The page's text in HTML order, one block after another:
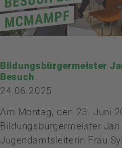
Bildungsbürgermeister
Besuch
24.06.2025
Am Montag, den 23. Juni
Bildungsbürgermeister Jan
Jugendamtsleiterin Frau